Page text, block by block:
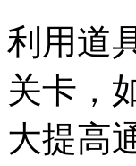
利用道
关卡，
大提高